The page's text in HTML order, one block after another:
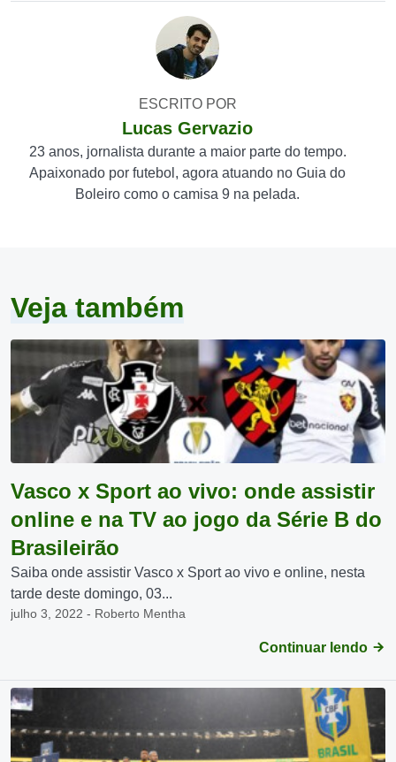
ESCRITO POR
Lucas Gervazio
23 anos, jornalista durante a maior parte do tempo.
Apaixonado por futebol, agora atuando no Guia do
Boleiro como o camisa 9 na pelada.
Veja também
Vasco x Sport ao vivo: onde assistir
online e na TV ao jogo da Série B do
Brasileirão
Saiba onde assistir Vasco x Sport ao vivo e online, nesta
tarde deste domingo, 03...
julho 3, 2022 - Roberto Mentha
Continuar lendo